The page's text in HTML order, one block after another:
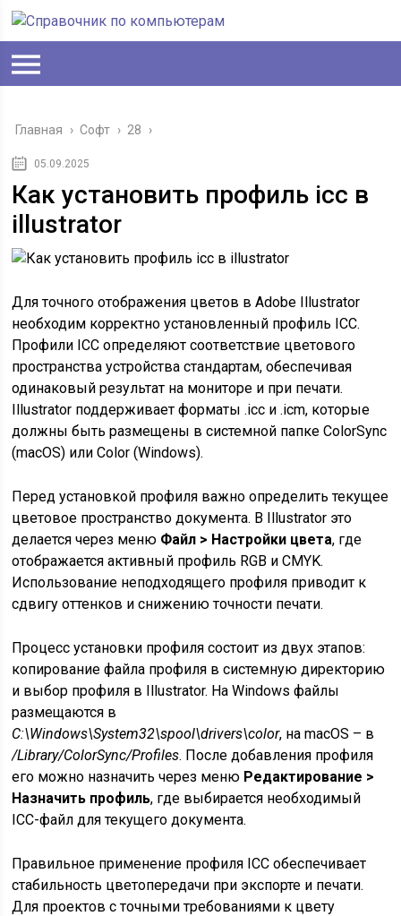
Главная › Софт › 28 ›
05.09.2025
Как установить профиль icc в
illustrator
Для точного отображения цветов в Adobe Illustrator
необходим корректно установленный профиль ICC.
Профили ICC определяют соответствие цветового
пространства устройства стандартам, обеспечивая
одинаковый результат на мониторе и при печати.
Illustrator поддерживает форматы .icc и .icm, которые
должны быть размещены в системной папке ColorSync
(macOS) или Color (Windows).
Перед установкой профиля важно определить текущее
цветовое пространство документа. В Illustrator это
делается через меню Файл > Настройки цвета, где
отображается активный профиль RGB и CMYK.
Использование неподходящего профиля приводит к
сдвигу оттенков и снижению точности печати.
Процесс установки профиля состоит из двух этапов:
копирование файла профиля в системную директорию
и выбор профиля в Illustrator. На Windows файлы
размещаются в
C:\Windows\System32\spool\drivers\color, на macOS – в
/Library/ColorSync/Profiles. После добавления профиля
его можно назначить через меню Редактирование >
Назначить профиль, где выбирается необходимый
ICC-файл для текущего документа.
Правильное применение профиля ICC обеспечивает
стабильность цветопередачи при экспорте и печати.
Для проектов с точными требованиями к цвету